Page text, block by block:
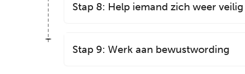
Stap 8: Help iemand zich weer
Stap 9: Werk aan bewustwording